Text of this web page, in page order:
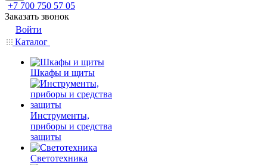
+7 700 750 57 05
Заказать звонок
Войти
Каталог
Шкафы и щиты
Инструменты,
приборы и средства
защиты
Светотехника